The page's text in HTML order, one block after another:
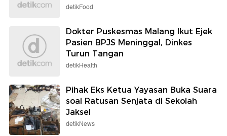
detikFood
Dokter Puskesmas Malang Ikut Ejek
Pasien BPJS Meninggal, Dinkes
Turun Tangan
detikHealth
Pihak Eks Ketua Yayasan Buka Suara
soal Ratusan Senjata di Sekolah
Jaksel
detikNews